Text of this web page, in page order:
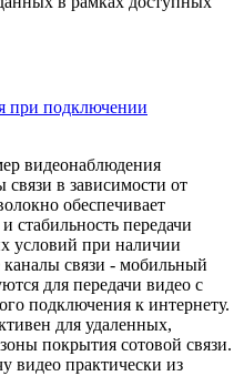
при подключении
видеонаблюдения
в зависимости от
обеспечивает
стабильность передачи
условий при наличии
каналы связи - мобильный
для передачи видео с
подключения к интернету.
для удаленных,
покрытия сотовой связи.
видео практически из